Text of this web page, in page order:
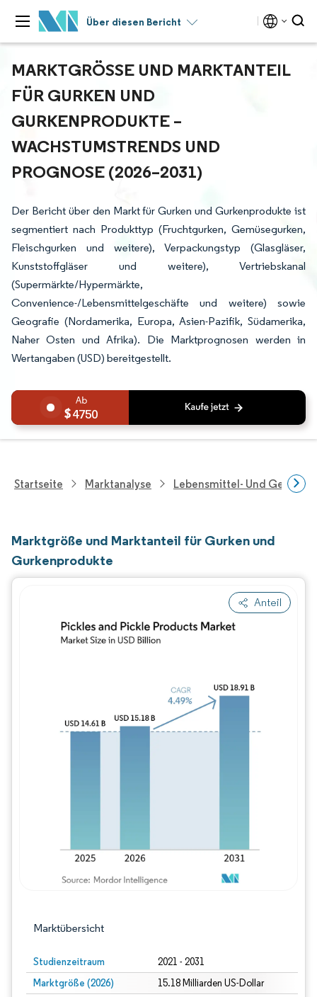
Über diesen Bericht
MARKTGRÖSSE UND MARKTANTEIL F
ÜR GURKEN UND G
URKENPRODUKTE – W
ACHSTUMSTRENDS UND P
ROGNOSE (2026–2031)
Der Bericht über den Markt für Gurken und Gurkenprodukte ist
segmentiert nach Produkttyp (Fruchtgurken, Gemüsegurken,
Fleischgurken und weitere), Verpackungstyp (Glasgläser,
Kunststoffgläser und weitere), Vertriebskanal
(Supermärkte/Hypermärkte,
Convenience-/Lebensmittelgeschäfte und weitere) sowie
Geografie (Nordamerika, Europa, Asien-Pazifik, Südamerika,
Naher Osten und Afrika). Die Marktprognosen werden in
Wertangaben (USD) bereitgestellt.
4750
Startseite Marktanalyse Lebensmittel- Und
Marktgröße und Marktanteil für Gurken und
Gurkenprodukte
Anteil
Marktübersicht
Studienzeitraum 2021 - 2031
Marktgröße (2026) 15.18 Milliarden US-Dollar